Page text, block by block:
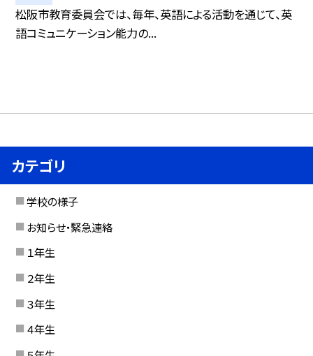
松阪市教育委員会では、毎年、英語による活動を通じて、英
語コミュニケーション能力の...
カテゴリ
学校の様子
お知らせ・緊急連絡
１年生
２年生
３年生
４年生